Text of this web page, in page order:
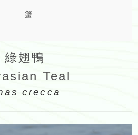
蟹
綠翅鴨
Teal
crecca